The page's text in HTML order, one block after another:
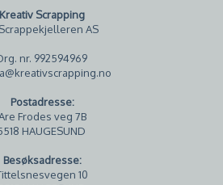
Kreativ Scrapping
AS
nr. 992594969
Postadresse:
Frodes veg 7B
HAUGESUND
Besøksadresse:
10